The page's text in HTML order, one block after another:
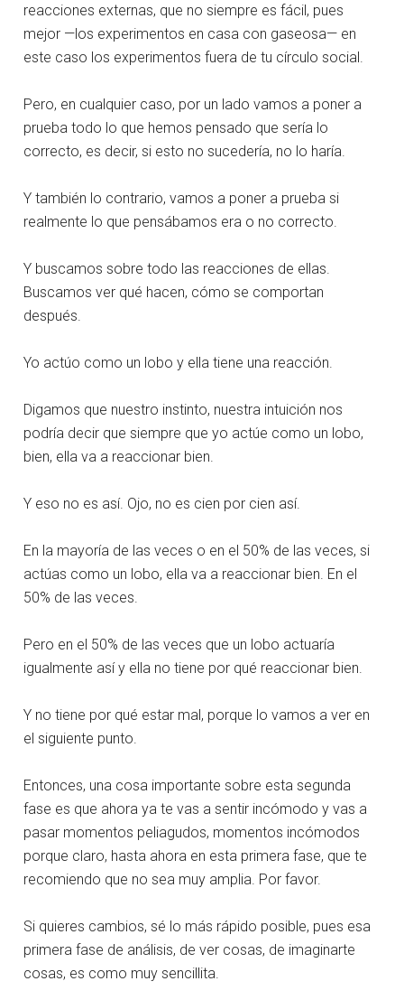
reacciones externas, que no siempre es fácil, pues
mejor —los experimentos en casa con gaseosa— en
este caso los experimentos fuera de tu círculo social.
Pero, en cualquier caso, por un lado vamos a poner a
prueba todo lo que hemos pensado que sería lo
correcto, es decir, si esto no sucedería, no lo haría.
Y también lo contrario, vamos a poner a prueba si
realmente lo que pensábamos era o no correcto.
Y buscamos sobre todo las reacciones de ellas.
Buscamos ver qué hacen, cómo se comportan
después.
Yo actúo como un lobo y ella tiene una reacción.
Digamos que nuestro instinto, nuestra intuición nos
podría decir que siempre que yo actúe como un lobo,
bien, ella va a reaccionar bien.
Y eso no es así. Ojo, no es cien por cien así.
En la mayoría de las veces o en el 50% de las veces, si
actúas como un lobo, ella va a reaccionar bien. En el
50% de las veces.
Pero en el 50% de las veces que un lobo actuaría
igualmente así y ella no tiene por qué reaccionar bien.
Y no tiene por qué estar mal, porque lo vamos a ver en
el siguiente punto.
Entonces, una cosa importante sobre esta segunda
fase es que ahora ya te vas a sentir incómodo y vas a
pasar momentos peliagudos, momentos incómodos
porque claro, hasta ahora en esta primera fase, que te
recomiendo que no sea muy amplia. Por favor.
Si quieres cambios, sé lo más rápido posible, pues esa
primera fase de análisis, de ver cosas, de imaginarte
cosas, es como muy sencillita.